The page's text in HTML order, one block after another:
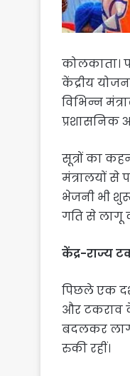
कोलकाता।
केंद्रीय
विभिन्न
प्रशासनिक
सूत्रों का
मंत्रालयों से
भेजनी भी
गति से लागू
केंद्र-राज्य
पिछले एक
और टकराव
बदलकर
रुकी रहीं।